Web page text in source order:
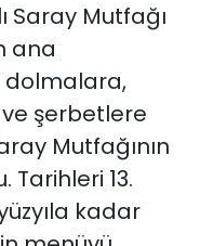
Saray Mutfağı
ana
dolmalara,
şerbetlere
Mutfağının
Tarihleri 13.
kadar